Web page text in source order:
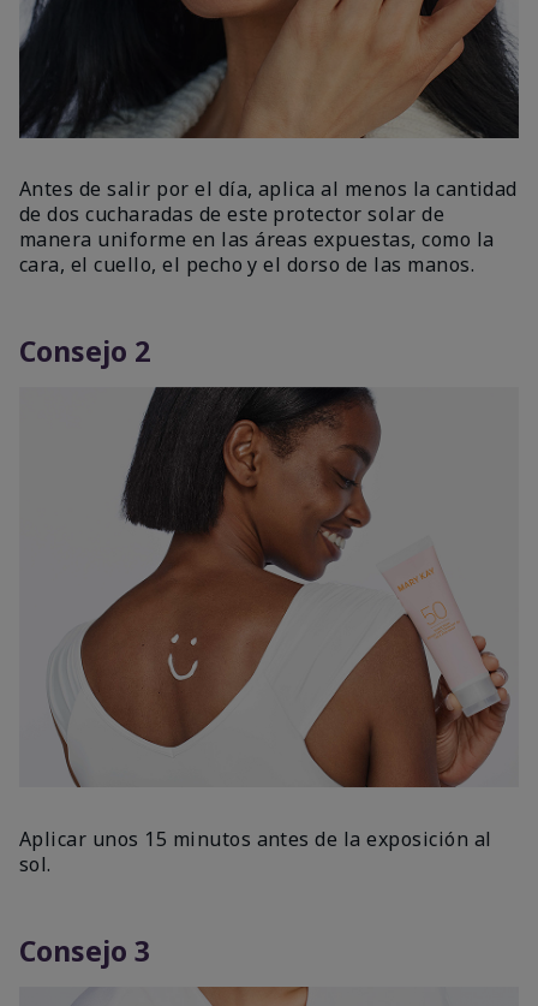
Antes de salir por el día, aplica al menos la cantidad
de dos cucharadas de este protector solar de
manera uniforme en las áreas expuestas, como la
cara, el cuello, el pecho y el dorso de las manos.
Consejo 2
Aplicar unos 15 minutos antes de la exposición al
sol.
Consejo 3